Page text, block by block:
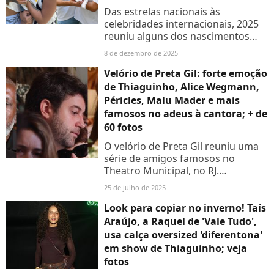
Das estrelas nacionais às
celebridades internacionais, 2025
reuniu alguns dos nascimentos
mais comentados das redes!
Relembre:
8 de dezembro de 2025
Velório de Preta Gil: forte emoção
de Thiaguinho, Alice Wegmann,
Péricles, Malu Mader e mais
famosos no adeus à cantora; + de
60 fotos
O velório de Preta Gil reuniu uma
série de amigos famosos no
Theatro Municipal, no RJ.
Thiaguinho, Péricles e Alice
Wegmann foram alguns que não
seguraram a emoção ao se
aproximarem...
25 de julho de 2025
Look para copiar no inverno! Taís
Araújo, a Raquel de 'Vale Tudo',
usa calça oversized 'diferentona'
em show de Thiaguinho; veja
fotos